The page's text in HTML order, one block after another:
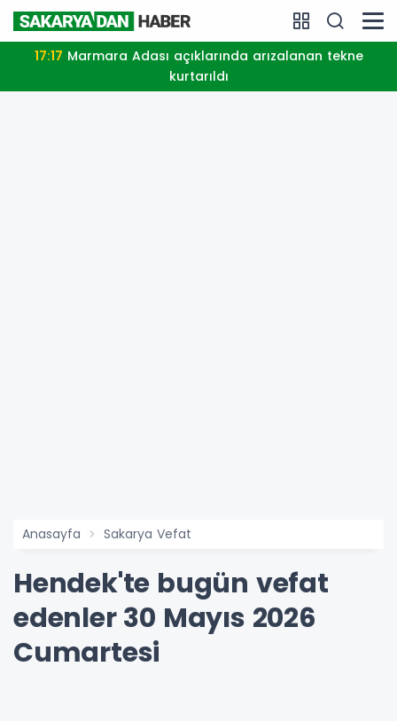
17:17
kurtarıldı
Anasayfa Sakarya Vefat
Hendek'te bugün vefat
edenler 30 Mayıs 2026
Cumartesi